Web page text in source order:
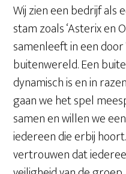
Wij zien een bedrijf als
stam zoals ‘Asterix en
samenleeft in een door
buitenwereld. Een
dynamisch is en in
gaan we het spel
samen en willen we
iedereen die erbij
vertrouwen dat